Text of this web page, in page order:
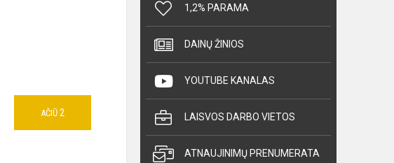
AČIŪ 2
1,2% PARAMA
DAINŲ ŽINIOS
YOUTUBE KANALAS
LAISVOS DARBO VIETOS
ATNAUJINIMŲ PRENUMERATA